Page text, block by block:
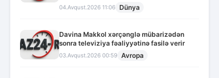
04.Avqust.2026 11:06 Dünya
Davina Makkol xərçənglə mübarizədən
sonra televiziya fəaliyyətinə fasilə verir
03.Avqust.2026 00:59 Avropa